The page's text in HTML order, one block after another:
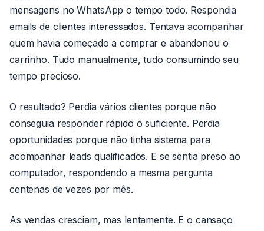
mensagens no WhatsApp o tempo todo. Respondia
emails de clientes interessados. Tentava acompanhar
quem havia começado a comprar e abandonou o
carrinho. Tudo manualmente, tudo consumindo seu
tempo precioso.
O resultado? Perdia vários clientes porque não
conseguia responder rápido o suficiente. Perdia
oportunidades porque não tinha sistema para
acompanhar leads qualificados. E se sentia preso ao
computador, respondendo a mesma pergunta
centenas de vezes por mês.
As vendas cresciam, mas lentamente. E o cansaço